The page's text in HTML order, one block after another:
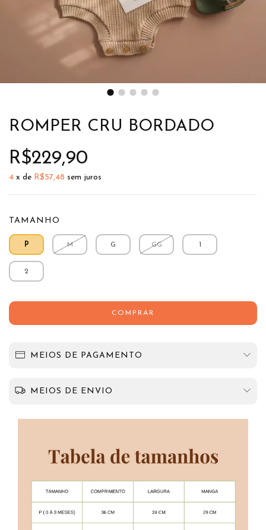
ROMPER CRU BORDADO
R$229,90
4 x de R$57,48 sem juros
TAMANHO
P M G GG 1
2
MEIOS DE PAGAMENTO
MEIOS DE ENVIO